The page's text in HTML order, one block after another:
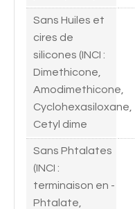
Sans Huiles et
cires de
silicones (INCI :
Dimethicone,
Amodimethicone,
Cyclohexasiloxane,
Cetyl dime
Sans Phtalates
(INCI :
terminaison en -
Phtalate,